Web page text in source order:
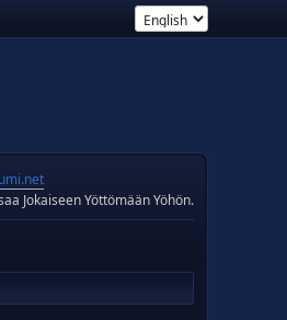
Jokaiseen Yöttömään Yöhön.